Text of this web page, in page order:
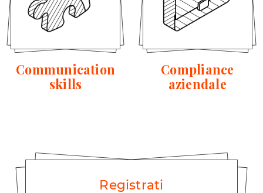
Communication
skills
Compliance
aziendale
Registrati